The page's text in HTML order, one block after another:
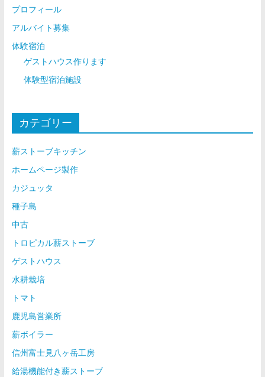
プロフィール
アルバイト募集
体験宿泊
ゲストハウス作ります
体験型宿泊施設
カテゴリー
薪ストーブキッチン
ホームページ製作
カジュッタ
種子島
中古
トロピカル薪ストーブ
ゲストハウス
水耕栽培
トマト
鹿児島営業所
薪ボイラー
信州富士見八ヶ岳工房
給湯機能付き薪ストーブ